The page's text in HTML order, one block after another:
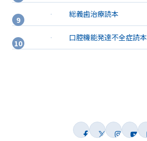
総義歯治療読本
口腔機能発達不全症読本